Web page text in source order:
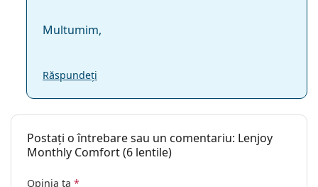
Multumim,
Răspundeți
Postați o întrebare sau un comentariu: Lenjoy
Monthly Comfort (6 lentile)
Opinia ta *